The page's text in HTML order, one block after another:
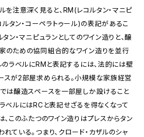
を注意深く見ると、RM(レコルタン・マニピ
タン・コーペラトゥール)の表記があるこ
タン・マニピュランとしてのワイン造りと、醸
のための協同組合的なワイン造りを並行
のラベルにRMと表記するには、法的には壁
スが2部屋求められる。小規模な家族経営
は醸造スペースを一部屋しか設けること
ベルにはRCと表記せざるを得なくなって
、このふたつのワイン造りはプレスからタン
ている。つまり、クロード・カザルのシャ